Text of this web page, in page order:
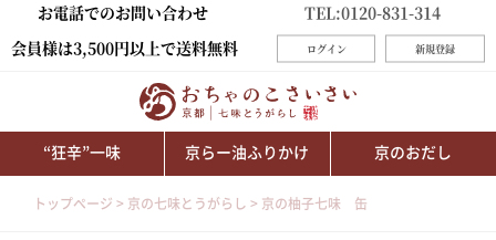
お電話でのお問い合わせ
TEL:0120-831-314
会員様は3,500円以上で送料無料
ログイン 新規登録
“狂辛”一味 京らー油ふりかけ 京のおだし
トップページ 京の七味とうがらし 京の柚子七味 缶